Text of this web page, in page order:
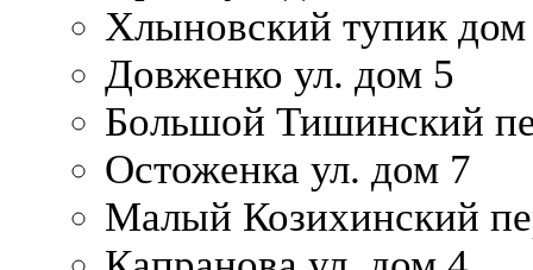
Хлыновский тупик
Довженко ул. дом 5
Большой Тишинский
Остоженка ул. дом 7
Малый Козихинский